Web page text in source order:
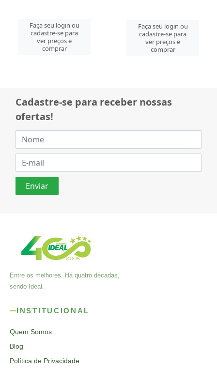
Faça seu login ou
cadastre-se para
ver preços e
comprar
Faça seu login ou
cadastre-se para
ver preços e
comprar
Cadastre-se para receber nossas
ofertas!
Entre os melhores. Há quatro décadas,
sendo Ideal.
INSTITUCIONAL
Quem Somos
Blog
Política de Privacidade